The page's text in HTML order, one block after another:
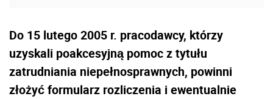
Do 15 lutego 2005 r. pracodawcy, którzy
uzyskali poakcesyjną pomoc z tytułu
zatrudniania niepełnosprawnych, powinni
złożyć formularz rozliczenia i ewentualnie